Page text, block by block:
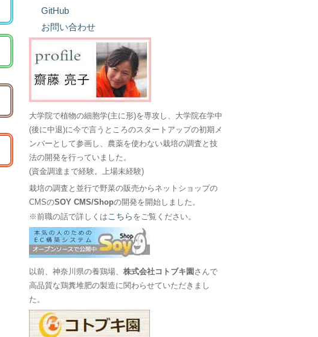
GitHub
お問い合わせ
大学院で植物の細胞学(主に形)を専攻し、大学院在学中
(後に中退)に今で言うところのスタートアップの初期メ
ンバーとして参画し、農薬を使わない栽培の調査と技
法の開発を行っていました。
(資金調達まで経験。上場未経験)
栽培の調査と並行で野菜の販売からネットショップの
CMSのSOY CMS/Shopの開発を開始しました。
※前職の話で詳しくは こちら をご覧ください。
以前、神奈川県の養鶏場、株式会社コトブキ園 さんで
高品質な鶏糞堆肥の製造に関わらせていただきまし
た。